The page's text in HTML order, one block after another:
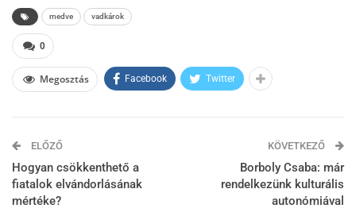
medve vadkárok
0
Megosztás Facebook Twitter
ELŐZŐ
Hogyan csökkenthető a
fiatalok elvándorlásának
mértéke?
KÖVETKEZŐ
Borboly Csaba: már
rendelkezünk kulturális
autonómiával